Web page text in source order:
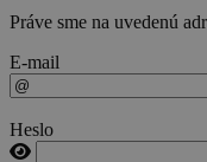
Práve sme na uvedenú
E-mail
Heslo